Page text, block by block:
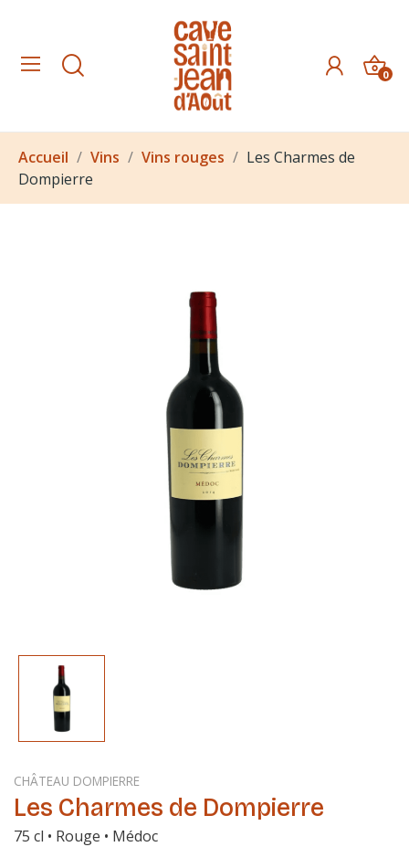
0
Accueil Vins Vins rouges
Les Charmes de
Dompierre
CHÂTEAU DOMPIERRE
Les Charmes de Dompierre
75 cl • Rouge • Médoc